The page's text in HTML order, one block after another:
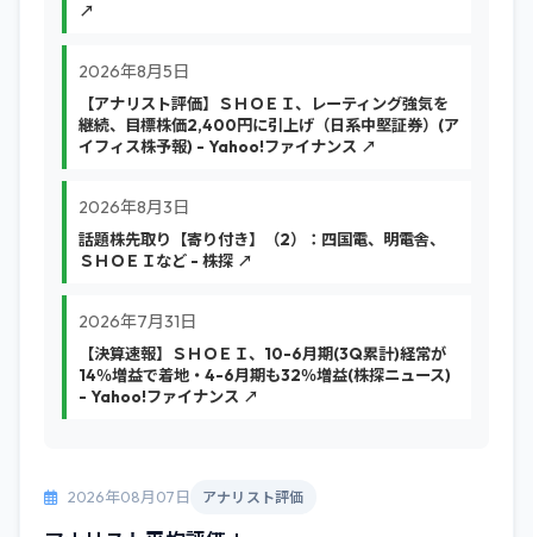
↗
2026年8月5日
【アナリスト評価】ＳＨＯＥＩ、レーティング強気を
継続、目標株価2,400円に引上げ（日系中堅証券）(ア
イフィス株予報) - Yahoo!ファイナンス ↗
2026年8月3日
話題株先取り【寄り付き】（2）：四国電、明電舎、
ＳＨＯＥＩなど - 株探 ↗
2026年7月31日
【決算速報】ＳＨＯＥＩ、10-6月期(3Q累計)経常が
14％増益で着地・4-6月期も32％増益(株探ニュース)
- Yahoo!ファイナンス ↗
2026年08月07日 アナリスト評価